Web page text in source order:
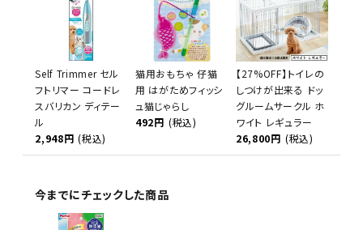
Self Trimmer セル
フトリマー コードレ
スバリカン ディテー
ル
2,948円 (税込)
猫用おもちゃ 仔猫
用 はがためフィッシ
ュ猫じゃらし
492円 (税込)
【27%OFF】トイレの
しつけが出来る ドッ
グルームサークル ホ
ワイト レギュラー
26,800円 (税込)
今までにチェックした商品